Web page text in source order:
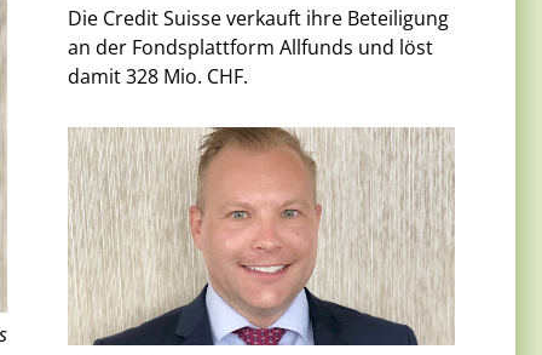
Die Credit Suisse verkauft ihre Beteiligung
an der Fondsplattform Allfunds und löst
damit 328 Mio. CHF.